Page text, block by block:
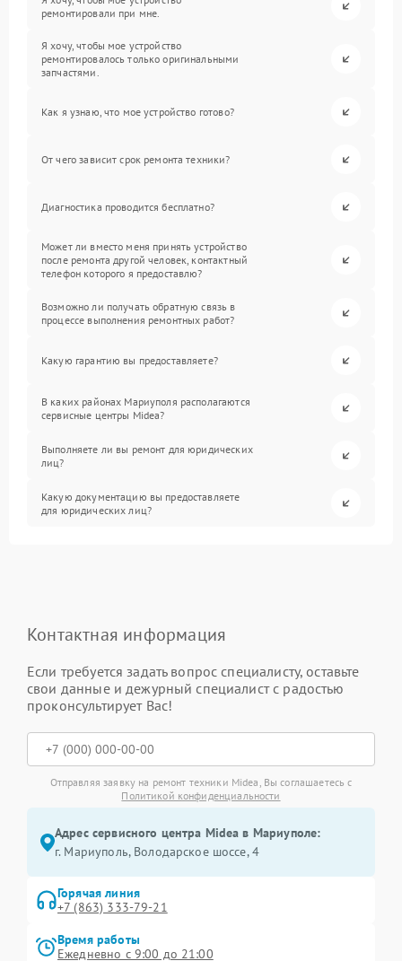
ремонтировали при мне.
Я хочу, чтобы мое устройство
ремонтировалось только оригинальными
запчастями.
Как я узнаю, что мое устройство готово?
От чего зависит срок ремонта техники?
Диагностика проводится бесплатно?
Может ли вместо меня принять устройство
после ремонта другой человек, контактный
телефон которого я предоставлю?
Возможно ли получать обратную связь в
процессе выполнения ремонтных работ?
Какую гарантию вы предоставляете?
В каких районах Мариуполя располагаются
сервисные центры Midea?
Выполняете ли вы ремонт для юридических
лиц?
Какую документацию вы предоставляете
для юридических лиц?
Контактная информация
Если требуется задать вопрос специалисту, оставьте
свои данные и дежурный специалист с радостью
проконсультирует Вас!
Отправляя заявку на ремонт техники Midea, Вы соглашаетесь с
Политикой конфиденциальности
Адрес сервисного центра Midea в Мариуполе:
г. Мариуполь, Володарское шоссе, 4
Горячая линия
+7 (863) 333-79-21
Время работы
Ежедневно с 9:00 до 21:00